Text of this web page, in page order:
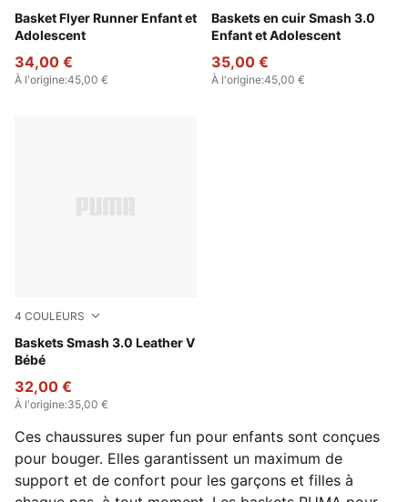
Basket Flyer Runner Enfant et
Adolescent
PUMA Black-PUMA White
34,00 €
À l'origine:45,00 €
Baskets en cuir Smash 3.0
Enfant et Adolescent
PUMA Black-PUMA White
35,00 €
À l'origine:45,00 €
4 COULEURS
Baskets Smash 3.0 Leather V
Bébé
PUMA Navy-PUMA White-For All Time Red
32,00 €
À l'origine:35,00 €
Ces chaussures super fun pour enfants sont conçues
pour bouger. Elles garantissent un maximum de
support et de confort pour les garçons et filles à